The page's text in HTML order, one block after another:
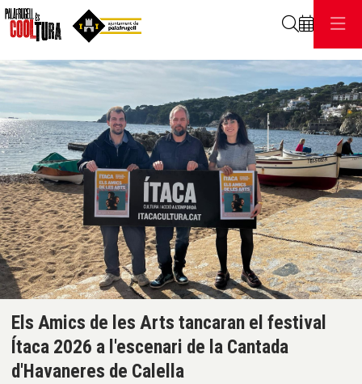
Els Amics de les Arts tancaran el festival
Ítaca 2026 a l'escenari de la Cantada
d'Havaneres de Calella